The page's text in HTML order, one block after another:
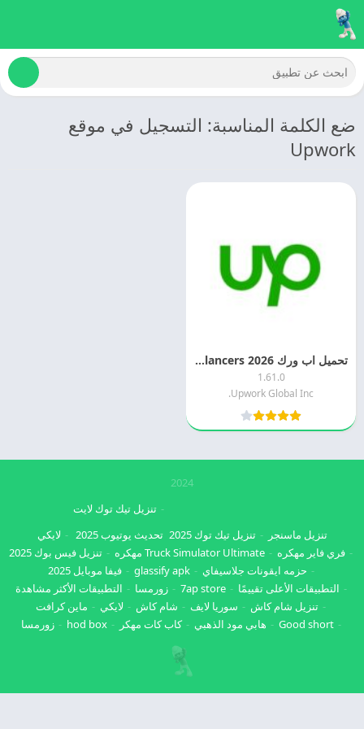
ضع الكلمة المناسبة: التسجيل في موقع
Upwork
تحميل اب ورك 2026 Upwork for Freelancers مهكر للاندرويد
1.61.0
Upwork Global Inc.
2024
تنزيل ماسنجر تنزيل تيك توك 2025
تنزيل تيك توك لايت
تحديث يوتيوب 2025
لايكي
فري فاير مهكره
Truck Simulator Ultimate مهكره
تنزيل فيس بوك 2025
حزمه ايقونات جلاسيفاي
glassify apk
فيفا موبايل 2025
التطبيقات الأعلى تقييمًا
7ap store زورمسا
التطبيقات الأكثر مشاهدة
تنزيل شام كاش
سوريا لايف شام كاش لايكي
ماين كرافت
Good short
هابي مود الذهبي كاب كات مهكر hod box زورمسا